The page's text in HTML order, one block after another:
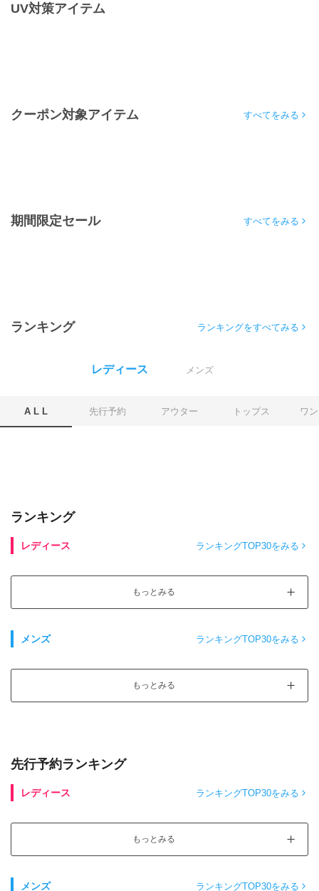
UV対策アイテム
クーポン対象アイテム すべてをみる
期間限定セール すべてをみる
ランキング ランキングをすべてみる
レディース メンズ
A L L 先行予約 アウター トップス ワ
ランキング
レディース ランキングTOP30をみる
もっとみる
メンズ ランキングTOP30をみる
もっとみる
先行予約ランキング
レディース ランキングTOP30をみる
もっとみる
メンズ ランキングTOP30をみる